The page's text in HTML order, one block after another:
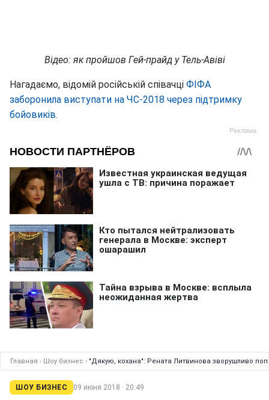
Відео: як пройшов Гей-прайд у Тель-Авіві
Нагадаємо, відомій російській співачці ФІФА
заборонила виступати на ЧС-2018 через підтримку
бойовиків.
Главная › Шоу бизнес › "Дякую, кохана": Рената Литвинова зворушливо
ШОУ БИЗНЕС 09 июня 2018 · 20:49